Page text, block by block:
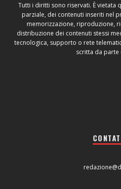
Tutti i diritti sono riservati. È vietata
parziale, dei contenuti inseriti nel
memorizzazione, riproduzione,
distribuzione dei contenuti stessi
tecnologica, supporto o rete
scritta da parte